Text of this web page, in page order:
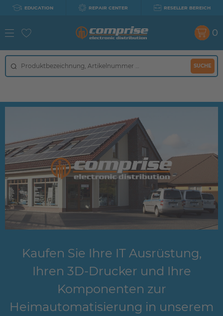
EDUCATION REPAIR CENTER RESELLER BEREICH
SUCHE
0
Kaufen Sie Ihre IT Ausrüstung,
Ihren 3D-Drucker und Ihre
Komponenten zur
Heimautomatisierung in unserem